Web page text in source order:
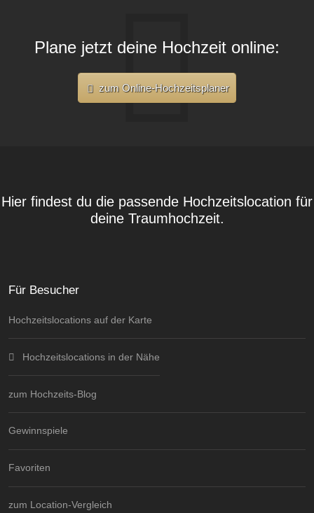
Plane jetzt deine Hochzeit online:
zum Online-Hochzeitsplaner
Hier findest du die passende Hochzeitslocation für
deine Traumhochzeit.
Für Besucher
Hochzeitslocations auf der Karte
Hochzeitslocations in der Nähe
zum Hochzeits-Blog
Gewinnspiele
Favoriten
zum Location-Vergleich